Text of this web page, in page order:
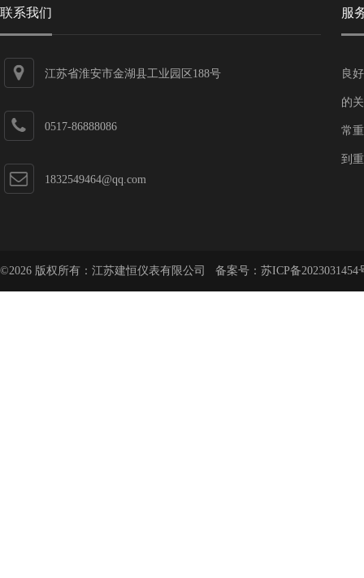
联系我们
江苏省淮安市金湖县工业园区188号
0517-86888086
1832549464@qq.com
服
良
的
常
到
©2026 版权所有：江苏建恒仪表有限公司 备案号： 苏ICP备2023031454